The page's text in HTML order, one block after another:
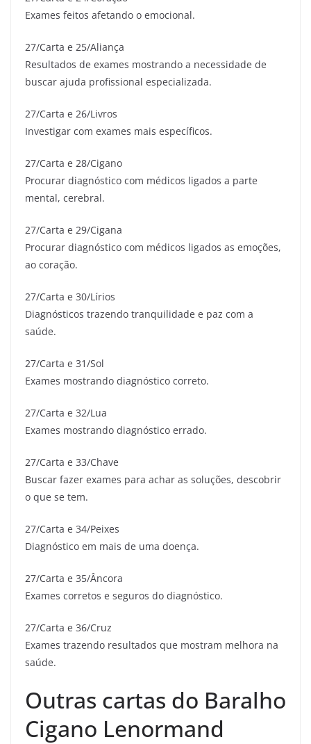
Exames feitos afetando o emocional.
27/Carta e 25/Aliança
Resultados de exames mostrando a necessidade de
buscar ajuda profissional especializada.
27/Carta e 26/Livros
Investigar com exames mais específicos.
27/Carta e 28/Cigano
Procurar diagnóstico com médicos ligados a parte
mental, cerebral.
27/Carta e 29/Cigana
Procurar diagnóstico com médicos ligados as emoções,
ao coração.
27/Carta e 30/Lírios
Diagnósticos trazendo tranquilidade e paz com a
saúde.
27/Carta e 31/Sol
Exames mostrando diagnóstico correto.
27/Carta e 32/Lua
Exames mostrando diagnóstico errado.
27/Carta e 33/Chave
Buscar fazer exames para achar as soluções, descobrir
o que se tem.
27/Carta e 34/Peixes
Diagnóstico em mais de uma doença.
27/Carta e 35/Âncora
Exames corretos e seguros do diagnóstico.
27/Carta e 36/Cruz
Exames trazendo resultados que mostram melhora na
saúde.
Outras cartas do Baralho
Cigano Lenormand